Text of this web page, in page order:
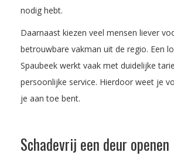
nodig hebt.
Daarnaast kiezen veel mensen liever
betrouwbare vakman uit de regio. Een
Spaubeek werkt vaak met duidelijke
persoonlijke service. Hierdoor weet je
je aan toe bent.
Schadevrij een deur openen